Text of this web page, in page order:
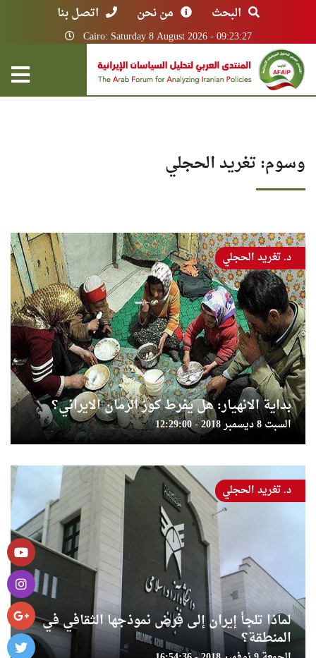
البحث من نحن اتصل بنا
Cairo: Saturday 8 August 2026 - 09:23:27
وسوم: تغريد الحجلي
بداية الانهيار: هل يفرط كوز الرمان الايراني؟
السبت 8 ديسمبر 2018 - 12:29:00
د. تغريد الحجلي
لماذا تلجأ إيران إلى فرض نموذجها الثقافي في
المنطقة؟
د. تغريد الحجلي